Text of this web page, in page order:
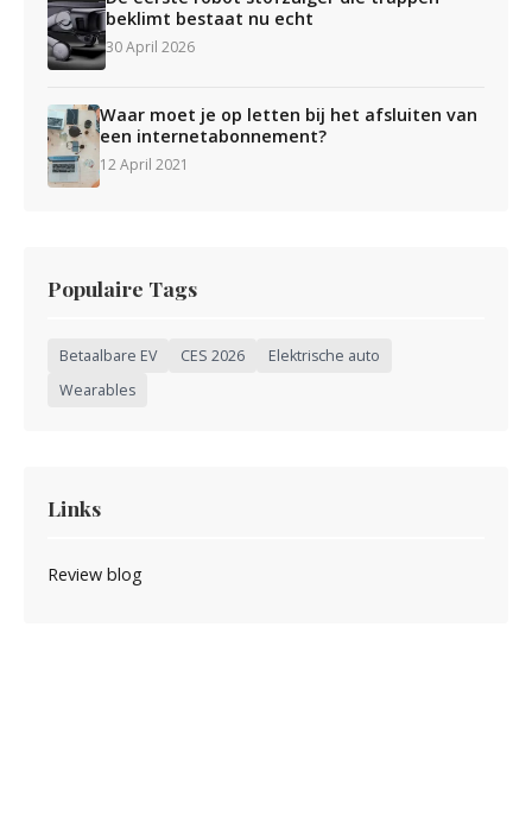
beklimt bestaat nu echt
30 April 2026
Waar moet je op letten bij het afsluiten van
een internetabonnement?
12 April 2021
Populaire Tags
Betaalbare EV CES 2026
Elektrische auto
Wearables
Links
Review blog